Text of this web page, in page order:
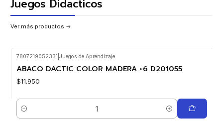
Juegos Didacticos
Ver más productos
7807219052331 Juegos de Aprendizaje
ABACO DACTIC COLOR MADERA +6 D201055
$11.950
Cantidad